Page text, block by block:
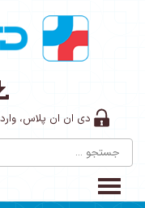
دی ان ان پلاس،